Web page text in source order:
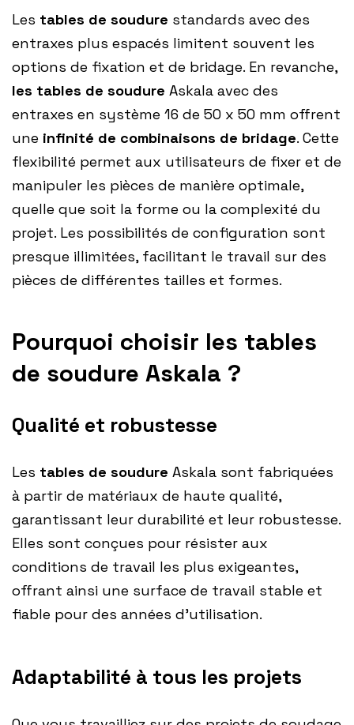
Les tables de soudure standards avec des
entraxes plus espacés limitent souvent les
options de fixation et de bridage. En revanche,
les tables de soudure Askala avec des
entraxes en système 16 de 50 x 50 mm offrent
une infinité de combinaisons de bridage. Cette
flexibilité permet aux utilisateurs de fixer et de
manipuler les pièces de manière optimale,
quelle que soit la forme ou la complexité du
projet. Les possibilités de configuration sont
presque illimitées, facilitant le travail sur des
pièces de différentes tailles et formes.
Pourquoi choisir les tables
de soudure Askala ?
Qualité et robustesse
Les tables de soudure Askala sont fabriquées
à partir de matériaux de haute qualité,
garantissant leur durabilité et leur robustesse.
Elles sont conçues pour résister aux
conditions de travail les plus exigeantes,
offrant ainsi une surface de travail stable et
fiable pour des années d’utilisation.
Adaptabilité à tous les projets